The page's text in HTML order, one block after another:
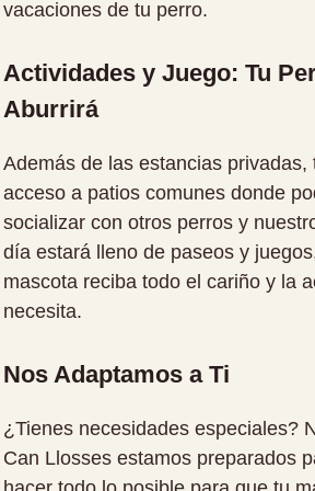
vacaciones de tu perro.
Actividades y Juego: Tu
Aburrirá
Además de las estancias privadas,
acceso a patios comunes donde
socializar con otros perros y
día estará lleno de paseos y
mascota reciba todo el cariño y la
necesita.
Nos Adaptamos a Ti
¿Tienes necesidades especiales?
Can Llosses estamos preparados